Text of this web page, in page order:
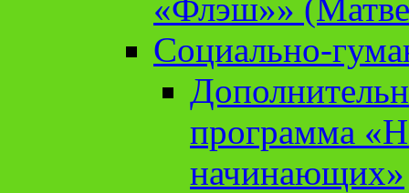
«Флэш»»
Социально-
программа
начинающих»